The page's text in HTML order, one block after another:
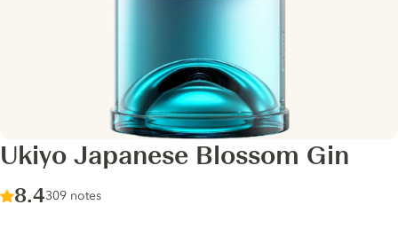
Ukiyo Japanese Blossom Gin
Score :
8.4/ 10
309 notes